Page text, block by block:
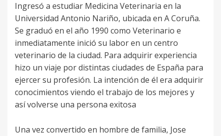
Ingresó a estudiar Medicina Veterinaria en la
Universidad Antonio Nariño, ubicada en A Coruña.
Se graduó en el año 1990 como Veterinario e
inmediatamente inició su labor en un centro
veterinario de la ciudad. Para adquirir experiencia
hizo un viaje por distintas ciudades de España para
ejercer su profesión. La intención de él era adquirir
conocimientos viendo el trabajo de los mejores y
así volverse una persona exitosa
Una vez convertido en hombre de familia, Jose